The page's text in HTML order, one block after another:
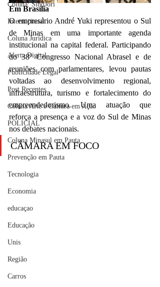
Coluna: SindJori
Internacional
Coluna Jurídica
Alerta Digital
Publicidade Legal
Post Recentes
Coluna Arte e Cultura em Ação
POLICIAL
Coluna Minasul em Pauta
Prevenção em Pauta
Tecnologia
Economia
educaçao
Educação
Unis
Região
Carros
Em Brasília
O empresário André Yuki representou o Sul
de Minas em uma importante agenda
institucional na capital federal. Participando
do 38º Congresso Nacional Abrasel e de
reuniões com parlamentares, levou pautas
voltadas ao desenvolvimento regional,
infraestrutura, turismo e fortalecimento do
empreendedorismo. Uma atuação que
reforça a presença e a voz do Sul de Minas
nos debates nacionais.
CÂMARA EM FOCO